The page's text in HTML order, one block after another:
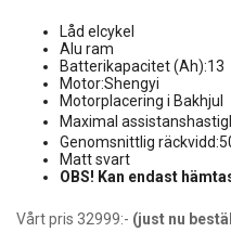
Låd elcykel
Alu ram
Batterikapacitet (Ah):13
Motor:Shengyi
Motorplacering i Bakhjul
Maximal
Genomsnittlig räckvidd:
Matt svart
OBS! Kan endast
Vårt pris 32999:- (just nu